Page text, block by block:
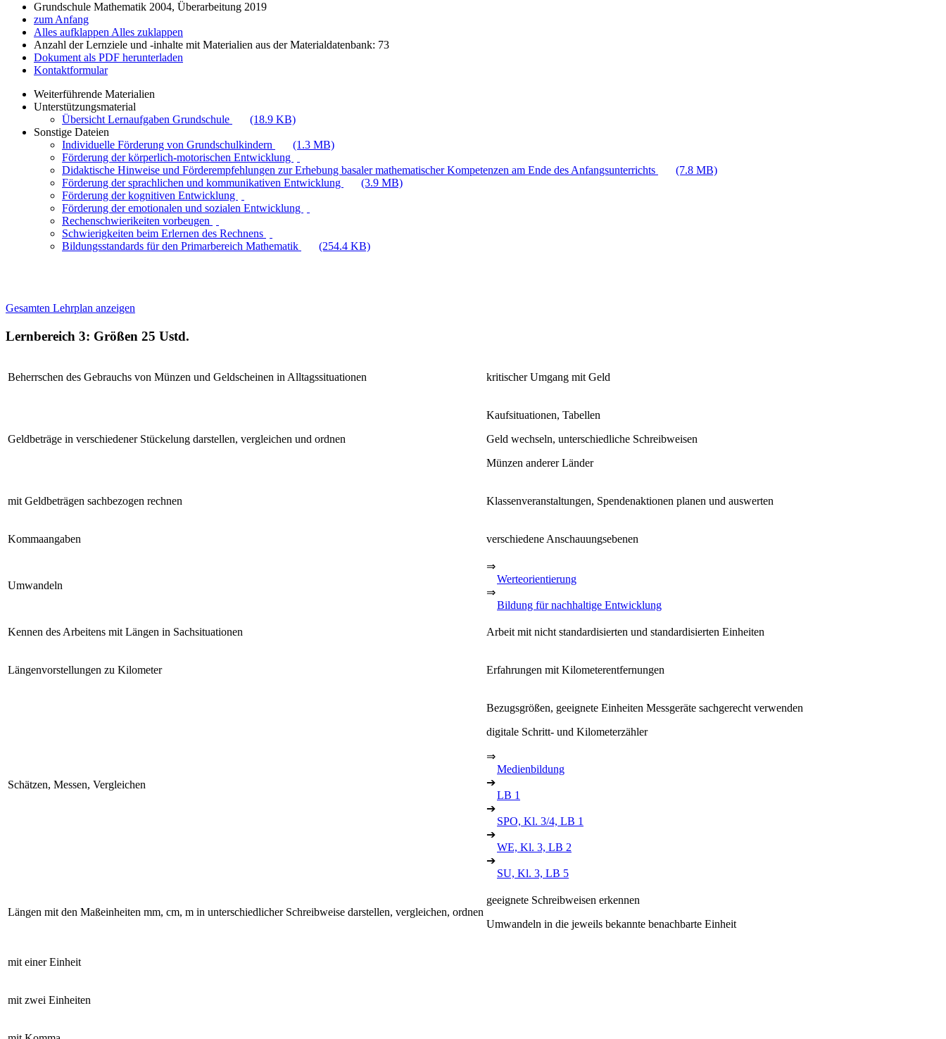
Grundschule Mathematik 2004, Überarbeitung 2019
zum Anfang
Alles aufklappen Alles zuklappen
Anzahl der Lernziele und -inhalte mit Materialien aus der Materialdatenbank: 73
Dokument als PDF herunterladen
Kontaktformular
Weiterführende Materialien
Unterstützungsmaterial
Übersicht Lernaufgaben Grundschule
(18.9 KB)
Sonstige Dateien
Individuelle Förderung von Grundschulkindern
(1.3 MB)
Förderung der körperlich-motorischen Entwicklung
Didaktische Hinweise und Förderempfehlungen zur Erhebung basaler mathematischer Kompetenzen am Ende des Anfangsunterrichts
(7.8 MB)
Förderung der sprachlichen und kommunikativen Entwicklung
(3.9 MB)
Förderung der kognitiven Entwicklung
Förderung der emotionalen und sozialen Entwicklung
Rechenschwierikeiten vorbeugen
Schwierigkeiten beim Erlernen des Rechnens
Bildungsstandards für den Primarbereich Mathematik
(254.4 KB)
Gesamten Lehrplan anzeigen
Lernbereich 3: Größen 25 Ustd.
Beherrschen des Gebrauchs von Münzen und Geldscheinen in Alltagssituationen kritischer Umgang mit Geld
Geldbeträge in verschiedener Stückelung darstellen, vergleichen und ordnen
Kaufsituationen, Tabellen
Geld wechseln, unterschiedliche Schreibweisen
Münzen anderer Länder
mit Geldbeträgen sachbezogen rechnen Klassenveranstaltungen, Spendenaktionen planen und auswerten
Kommaangaben verschiedene Anschauungsebenen
Umwandeln
⇒
Werteorientierung
⇒
Bildung für nachhaltige Entwicklung
Kennen des Arbeitens mit Längen in Sachsituationen Arbeit mit nicht standardisierten und standardisierten Einheiten
Längenvorstellungen zu Kilometer Erfahrungen mit Kilometerentfernungen
Schätzen, Messen, Vergleichen
Bezugsgrößen, geeignete Einheiten Messgeräte sachgerecht verwenden
digitale Schritt- und Kilometerzähler
⇒
Medienbildung
➔
LB 1
➔
SPO, Kl. 3/4, LB 1
➔
WE, Kl. 3, LB 2
➔
SU, Kl. 3, LB 5
Längen mit den Maßeinheiten mm, cm, m in unterschiedlicher Schreibweise darstellen, vergleichen, ordnen
geeignete Schreibweisen erkennen
Umwandeln in die jeweils bekannte benachbarte Einheit
mit einer Einheit
mit zwei Einheiten